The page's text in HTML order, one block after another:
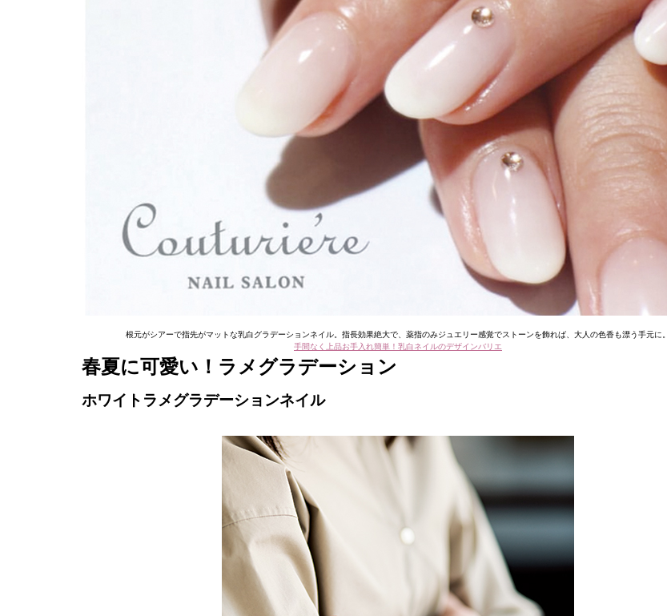
根元がシアーで指先がマットな乳白グラデーションネイル。指長効果絶大で、薬指のみジュエリー感覚でストーンを飾れば、大人の色香も漂う手元に。
手間なく上品お手入れ簡単！乳白ネイルのデザインバリエ
春夏に可愛い！ラメグラデーション
ホワイトラメグラデーションネイル